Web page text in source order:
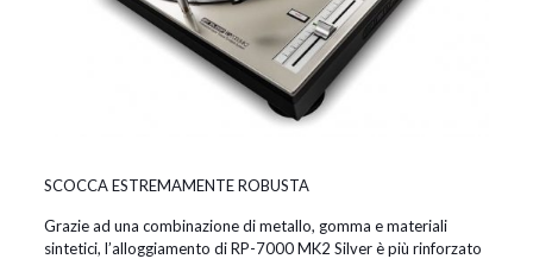
SCOCCA ESTREMAMENTE ROBUSTA
Grazie ad una combinazione di metallo, gomma e materiali
sintetici, l’alloggiamento di RP-7000 MK2 Silver è più rinforzato